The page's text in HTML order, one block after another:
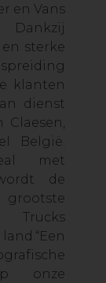
en Vans
Dankzij
sterke
klanten
dienst
Claesen,
België.
met
de
Trucks
onze